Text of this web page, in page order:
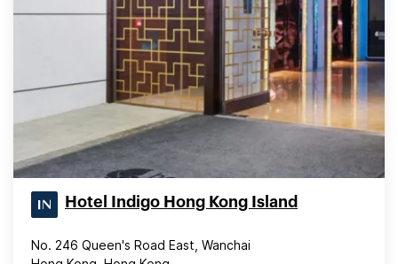
Hotel Indigo Hong Kong Island
No. 246 Queen's Road East, Wanchai